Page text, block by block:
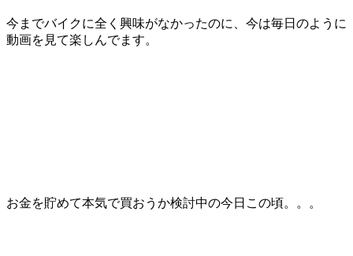
今までバイクに全く興味がなかったのに、今は毎日のように
動画を見て楽しんでます。
お金を貯めて本気で買おうか検討中の今日この頃。。。